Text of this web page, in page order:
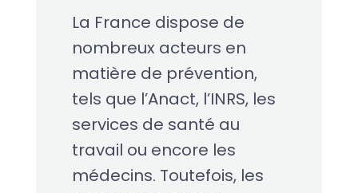
La France dispose de
nombreux acteurs en
matière de prévention,
tels que l’Anact, l’INRS, les
services de santé au
travail ou encore les
médecins. Toutefois, les